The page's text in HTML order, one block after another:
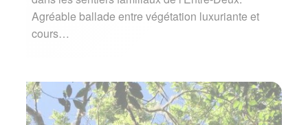
Agréable ballade entre végétation luxuriante et
cours…